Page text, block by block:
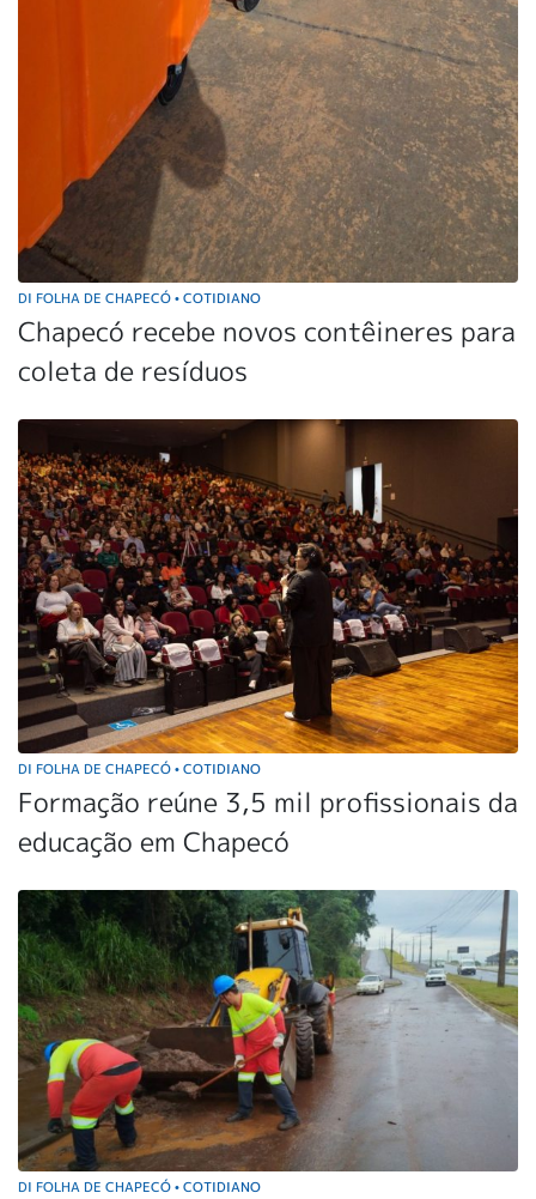
DI FOLHA DE CHAPECÓ • COTIDIANO
Chapecó recebe novos contêineres para
coleta de resíduos
DI FOLHA DE CHAPECÓ • COTIDIANO
Formação reúne 3,5 mil profissionais da
educação em Chapecó
DI FOLHA DE CHAPECÓ • COTIDIANO